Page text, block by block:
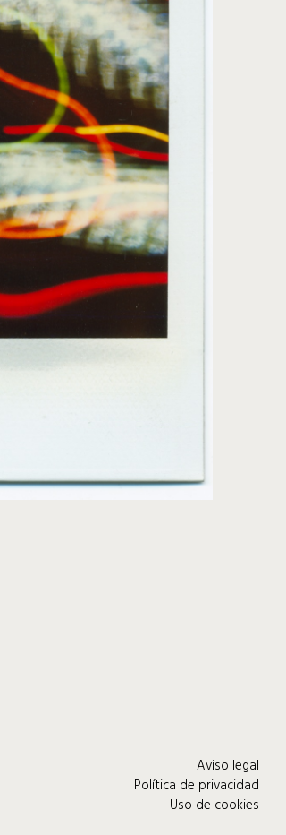
Aviso legal
Política de privacidad
Uso de cookies